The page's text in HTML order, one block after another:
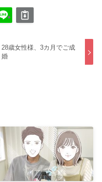
28歳女性様、3カ月でご成
婚